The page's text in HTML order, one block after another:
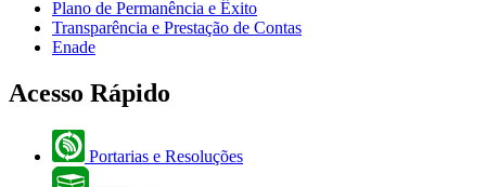
Plano de Permanência e Êxito
Transparência e Prestação de Contas
Enade
Acesso Rápido
Portarias e Resoluções